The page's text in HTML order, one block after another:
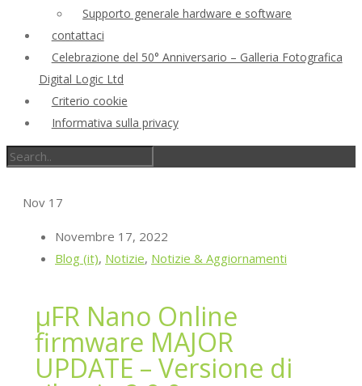
Supporto generale hardware e software
contattaci
Celebrazione del 50° Anniversario – Galleria Fotografica
Digital Logic Ltd
Criterio cookie
Informativa sulla privacy
Nov 17
Novembre 17, 2022
Blog (it), Notizie, Notizie & Aggiornamenti
μFR Nano Online
firmware MAJOR
UPDATE – Versione di